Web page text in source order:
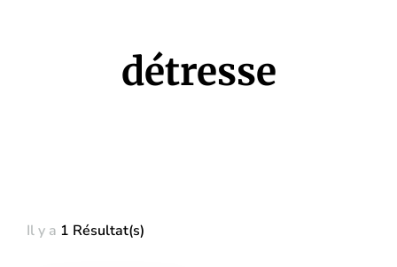
détresse
Il y a 1 Résultat(s)